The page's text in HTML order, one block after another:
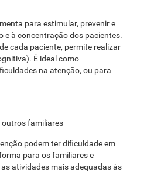
para estimular, prevenir e
e à concentração dos pacientes.
cada paciente, permite realizar
É ideal como
na atenção, ou para
outros familiares
podem ter dificuldade em
para os familiares e
atividades mais adequadas às